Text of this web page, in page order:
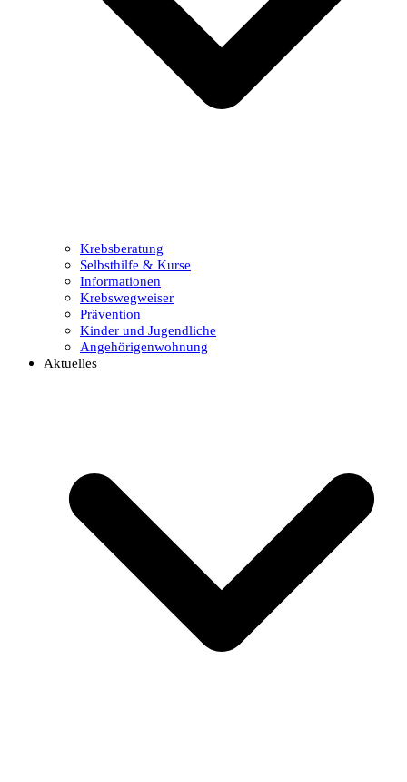
Krebsberatung
Selbsthilfe & Kurse
Informationen
Krebswegweiser
Prävention
Kinder und Jugendliche
Angehörigenwohnung
Aktuelles